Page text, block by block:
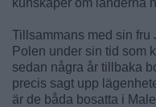
Tillsammans med sin fru
Polen under sin tid som
sedan några år tillbaka
precis sagt upp
är de båda bosatta i